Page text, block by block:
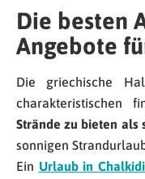
Die besten
Angebote
Die griechische
charakteristischen
Strände zu bieten als
sonnigen
Ein Urlaub in